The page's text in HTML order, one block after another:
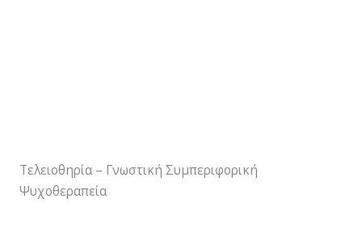
Τελειοθηρία – Γνωστική Συμπεριφορική
Ψυχοθεραπεία